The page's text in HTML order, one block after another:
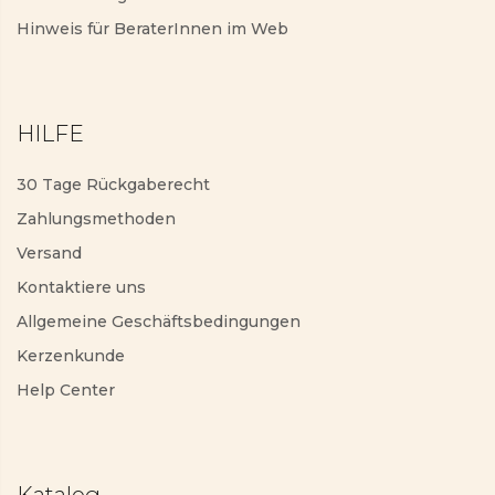
Hinweis für BeraterInnen im Web
HILFE
30 Tage Rückgaberecht
Zahlungsmethoden
Versand
Kontaktiere uns
Allgemeine Geschäftsbedingungen
Kerzenkunde
Help Center